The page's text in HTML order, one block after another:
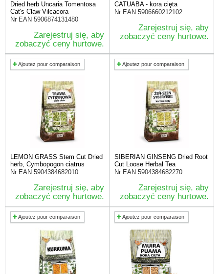
Dried herb Uncaria Tomentosa
Cat's Claw Vilcacora
Nr EAN 5906874131480
Zarejestruj się, aby
zobaczyć ceny hurtowe.
CATUABA - kora cięta
Nr EAN 5906660212102
Zarejestruj się, aby
zobaczyć ceny hurtowe.
Ajoutez pour comparaison
LEMON GRASS Stem Cut Dried
herb, Cymbopogon ciatrus
Nr EAN 5904384682010
Zarejestruj się, aby
zobaczyć ceny hurtowe.
Ajoutez pour comparaison
SIBERIAN GINSENG Dried Root
Cut Loose Herbal Tea
Nr EAN 5904384682270
Zarejestruj się, aby
zobaczyć ceny hurtowe.
Ajoutez pour comparaison Ajoutez pour comparaison